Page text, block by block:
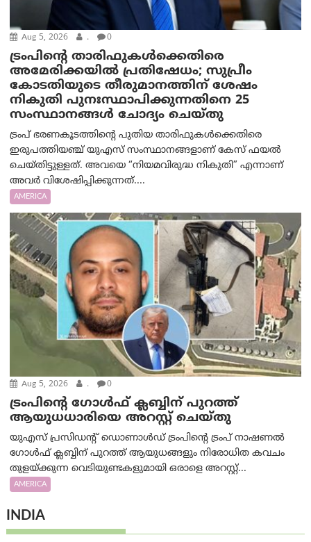
Aug 5, 2026 . 0
ട്രംപിന്റെ താരിഫുകൾക്കെതിരെ
അമേരിക്കയില്‍ പ്രതിഷേധം; സുപ്രീം
കോടതിയുടെ തീരുമാനത്തിന് ശേഷം
നികുതി പുനഃസ്ഥാപിക്കുന്നതിനെ 25
സംസ്ഥാനങ്ങൾ ചോദ്യം ചെയ്തു
ട്രംപ് ഭരണകൂടത്തിന്റെ പുതിയ താരിഫുകൾക്കെതിരെ
ഇരുപത്തിയഞ്ച് യുഎസ് സംസ്ഥാനങ്ങളാണ് കേസ് ഫയൽ
ചെയ്തിട്ടുള്ളത്. അവയെ “നിയമവിരുദ്ധ നികുതി” എന്നാണ്
അവര്‍ വിശേഷിപ്പിക്കുന്നത്....
AMERICA
Aug 5, 2026 . 0
ട്രംപിന്റെ ഗോൾഫ് ക്ലബ്ബിന് പുറത്ത്
ആയുധധാരിയെ അറസ്റ്റ് ചെയ്തു
യുഎസ് പ്രസിഡന്റ് ഡൊണാൾഡ് ട്രംപിന്റെ ട്രംപ് നാഷണൽ
ഗോൾഫ് ക്ലബ്ബിന് പുറത്ത് ആയുധങ്ങളും നിരോധിത കവചം
തുളയ്ക്കുന്ന വെടിയുണ്ടകളുമായി ഒരാളെ അറസ്റ്റ്...
AMERICA
INDIA